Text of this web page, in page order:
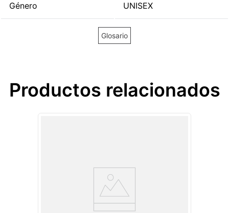
Género UNISEX
Glosario
Productos relacionados